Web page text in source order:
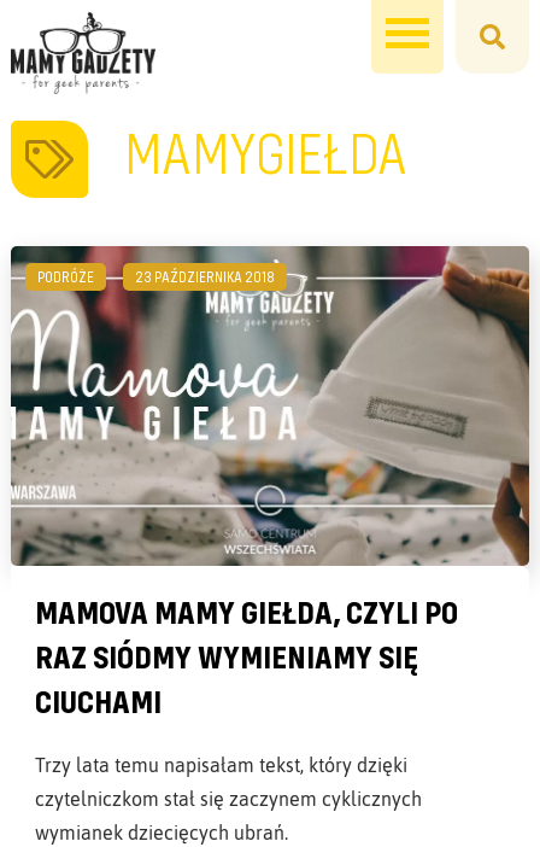
MAMYGIEŁDA
PODRÓŻE 23 PAŹDZIERNIKA 2018
MAMOVA MAMY GIEŁDA, CZYLI PO
RAZ SIÓDMY WYMIENIAMY SIĘ
CIUCHAMI
Trzy lata temu napisałam tekst, który dzięki
czytelniczkom stał się zaczynem cyklicznych
wymianek dziecięcych ubrań.